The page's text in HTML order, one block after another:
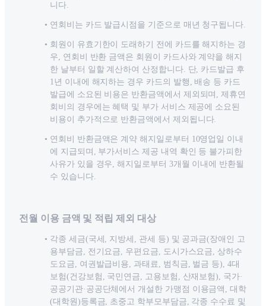
니다.
연회비는 카드 발급시점을 기준으로 매년 청구됩니다.
회원이 유효기한이 도래하기 전에 카드를 해지하는 경
우, 연회비 반환 금액은 회원이 카드사와 계약을 해지
한 날부터 일할 계산하여 산정합니다. 단, 카드발급 후
1년 이내에 해지하는 경우 카드의 발행, 배송 등 카드
발급에 소요된 비용은 반환금액에서 제외되며, 제휴연
회비의 경우에는 혜택 및 부가 서비스 제공에 소요된
비용이 추가적으로 반환금액에서 제외됩니다.
연회비 반환금액은 계약 해지일로부터 10영업일 이내
에 지급되며, 부가서비스 제공 내역 확인 등 불가피한
사유가 있을 경우, 해지일로부터 3개월 이내에 반환될
수 있습니다.
전월 이용 금액 및 적립 제외 대상
각종 세금(국세, 지방세, 관세 등) 및 공과금(장애인 고
용부담금, 전기요금, 우편요금, 도시가스요금, 상하수
도요금, 여권발급비용, 과태료, 범칙금, 벌금 등), 4대
보험(건강보험, 국민연금, 고용보험, 산재보험), 국가·
공공기관·공공단체에서 개설한 가맹점 이용금액, 대학
(대학원)등록금, 초중고 학부모부담금, 각종 수수료 및